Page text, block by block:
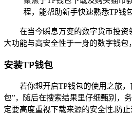
程，能帮助新手快速熟悉TP钱
在当今瞬息万变的数字货币投资
大功能与高安全性于一身的数字钱
安装TP钱包
若你想开启TP钱包的使用之旅
包”，随后在搜索结果里仔细甄别，
定要高度重视下载来源的安全性,防止